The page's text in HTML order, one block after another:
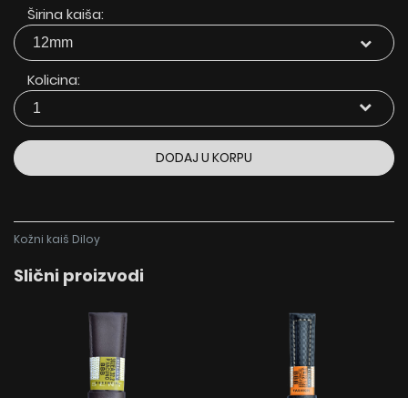
Širina kaiša:
Kolicina:
DODAJ U KORPU
Kožni kaiš Diloy
Slični proizvodi